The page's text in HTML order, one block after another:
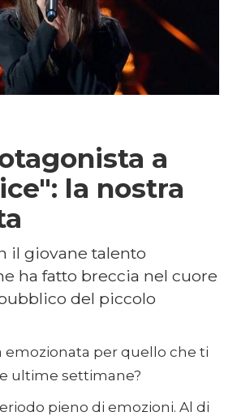
a
la nostra
il giovane talento
ha fatto breccia nel cuore
del piccolo
emozionata per quello che ti
ultime settimane?
pieno di emozioni. Al di